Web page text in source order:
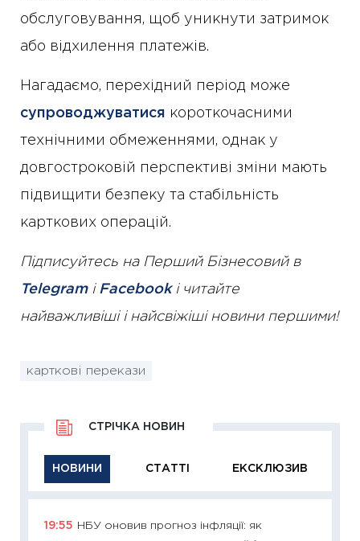
обслуговування, щоб уникнути затримок
або відхилення платежів.
Нагадаємо, перехідний період може
супроводжуватися короткочасними
технічними обмеженнями, однак у
довгостроковій перспективі зміни мають
підвищити безпеку та стабільність
карткових операцій.
Підписуйтесь на Перший Бізнесовий в
Telegramі Facebookі читайте
найважливіші і найсвіжіші новини першими!
карткові перекази
НОВИНИ СТАТТІ ЕКСКЛЮЗИВ
СТРІЧКА НОВИН
19:55
НБУ оновив прогноз інфляції: як